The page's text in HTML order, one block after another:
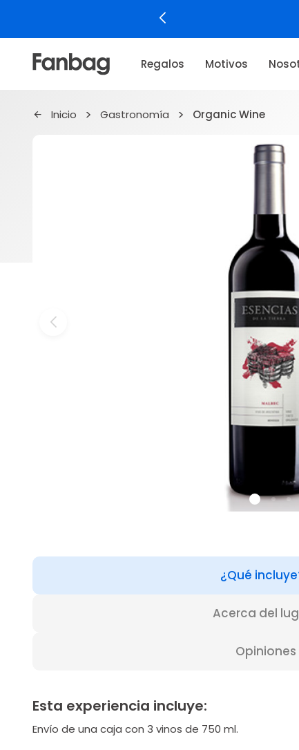
Regalos Motivos
Inicio Gastronomía Organic Wine
¿Qué
Acerca del
Opiniones
Esta experiencia incluye:
Envío de una caja con 3 vinos de 750 ml.